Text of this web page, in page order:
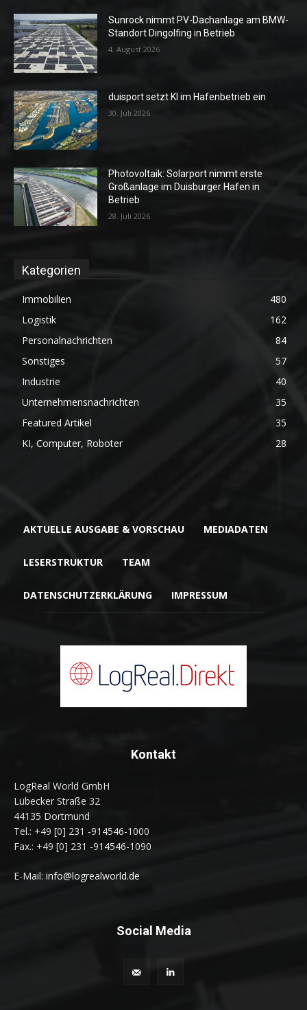
Sunrock nimmt PV-Dachanlage am BMW-
Standort Dingolfing in Betrieb
4. August 2026
duisport setzt KI im Hafenbetrieb ein
30. Juli 2026
Photovoltaik: Solarport nimmt erste
Großanlage im Duisburger Hafen in
Betrieb
28. Juli 2026
Kategorien
Immobilien
480
Logistik
162
Personalnachrichten
84
Sonstiges
57
Industrie
40
Unternehmensnachrichten
35
Featured Artikel
35
KI, Computer, Roboter
28
AKTUELLE AUSGABE & VORSCHAU MEDIADATEN
LESERSTRUKTUR TEAM
DATENSCHUTZERKLÄRUNG IMPRESSUM
Kontakt
LogReal World GmbH
Lübecker Straße 32
44135 Dortmund
Tel.: +49 [0] 231 -914546-1000
Fax.: +49 [0] 231 -914546-1090
E-Mail: info@logrealworld.de
Social Media